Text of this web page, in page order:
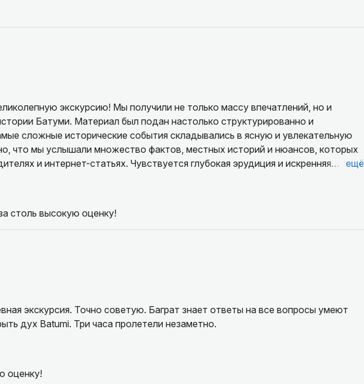
экскурсию! Мы получили не только массу впечатлений, но и
Батуми. Материал был подан настолько структурированно и
сложные исторические события складывались в ясную и увлекательную
что мы услышали множество фактов, местных историй и нюансов, которых
и интернет-статьях. Чувствуется глубокая эрудиция и искренняя
друзьям!
ещё
столь высокую оценку!
экскурсия. Точно советую. Баграт знает ответы на все вопросы умеют
дух Batumi. Три часа пролетели незаметно.
оценку!